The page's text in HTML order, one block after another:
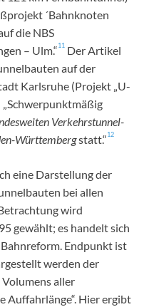
´Bahnknoten
die NBS
– Ulm.“11 Der Artikel
auf der
Karlsruhe (Projekt „U-
„Schwerpunktmäßig
Verkehrstunnel-
Württembergstatt.“12
eine Darstellung der
bei allen
wird
gewählt; es handelt sich
Endpunkt ist
werden der
Volumens aller
Auffahrlänge“. Hier ergibt